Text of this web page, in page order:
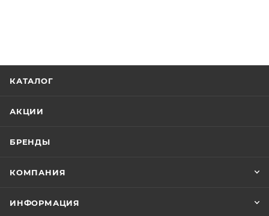
КАТАЛОГ
АКЦИИ
БРЕНДЫ
КОМПАНИЯ
ИНФОРМАЦИЯ